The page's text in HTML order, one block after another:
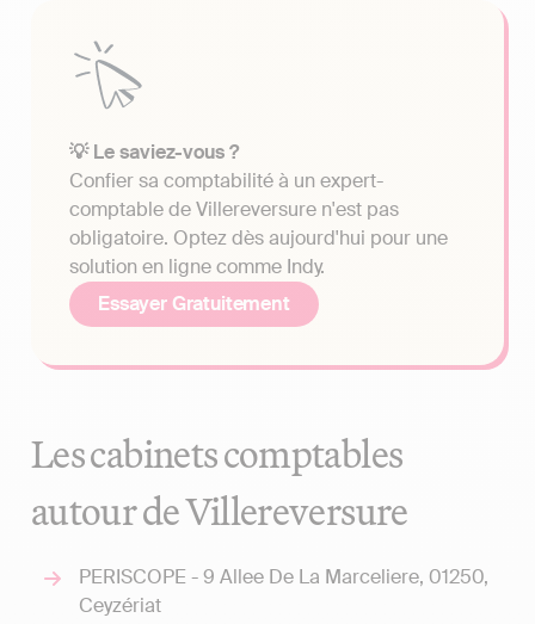
💡 Le saviez-vous ?
Confier sa comptabilité à un expert-
comptable de Villereversure n'est pas
obligatoire. Optez dès aujourd'hui pour une
solution en ligne comme Indy.
Essayer Gratuitement
Les cabinets comptables
autour de Villereversure
PERISCOPE - 9 Allee De La Marceliere, 01250,
Ceyzériat